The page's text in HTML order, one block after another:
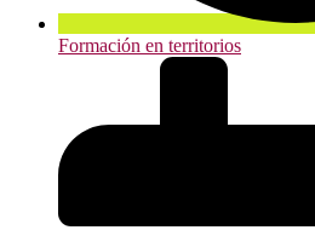
Formación en territorios